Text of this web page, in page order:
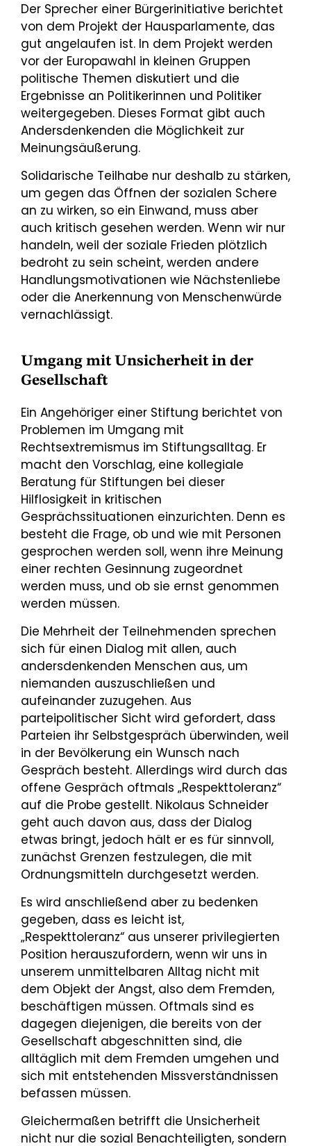
Der Sprecher einer Bürgerinitiative berichtet
von dem Projekt der Hausparlamente, das
gut angelau­fen ist. In dem Projekt werden
vor der Europawahl in kleinen Gruppen
politische Themen diskutiert und die
Ergebnisse an Politikerinnen und Politiker
weitergegeben. Dieses Format gibt auch
Anders­denkenden die Möglichkeit zur
Meinungsäußerung.
Solidarische Teilhabe nur deshalb zu stärken,
um gegen das Öffnen der sozialen Schere
an zu wirken, so ein Einwand, muss aber
auch kritisch gesehen werden. Wenn wir nur
handeln, weil der soziale Frieden plötzlich
bedroht zu sein scheint, werden andere
Handlungsmotivationen wie Nächstenliebe
oder die Anerkennung von Menschenwürde
vernachlässigt.
Umgang mit Unsicherheit in der
Gesellschaft
Ein Angehöriger einer Stiftung berichtet von
Problemen im Umgang mit
Rechtsextremismus im Stif­tungsalltag. Er
macht den Vorschlag, eine kollegiale
Beratung für Stiftungen bei dieser
Hilflosigkeit in kritischen
Gesprächssituationen einzurichten. Denn es
besteht die Frage, ob und wie mit Personen
gesprochen werden soll, wenn ihre Meinung
einer rechten Gesinnung zugeordnet
werden muss, und ob sie ernst genommen
werden müssen.
Die Mehrheit der Teilnehmenden sprechen
sich für einen Dialog mit allen, auch
andersdenkenden Menschen aus, um
niemanden auszuschließen und
aufeinander zuzugehen. Aus
parteipolitischer Sicht wird gefordert, dass
Parteien ihr Selbstgespräch überwinden, weil
in der Bevölkerung ein Wunsch nach
Gespräch besteht. Allerdings wird durch das
offene Gespräch oftmals „Respekttoleranz“
auf die Probe gestellt. Nikolaus Schneider
geht auch davon aus, dass der Dialog
etwas bringt, jedoch hält er es für sinnvoll,
zunächst Grenzen festzulegen, die mit
Ordnungsmitteln durchgesetzt werden.
Es wird anschließend aber zu bedenken
gegeben, dass es leicht ist,
„Respekttoleranz“ aus unserer pri­vilegierten
Position herauszufordern, wenn wir uns in
unserem unmittelbaren Alltag nicht mit
dem Objekt der Angst, also dem Fremden,
beschäftigen müssen. Oftmals sind es
dagegen diejenigen, die bereits von der
Gesellschaft abgeschnitten sind, die
alltäglich mit dem Fremden umgehen und
sich mit entstehenden Missverständnissen
befassen müssen.
Gleichermaßen betrifft die Unsicherheit
nicht nur die sozial Benachteiligten, sondern